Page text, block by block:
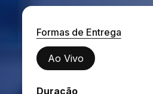
Formas de Entrega
Ao Vivo
Duração